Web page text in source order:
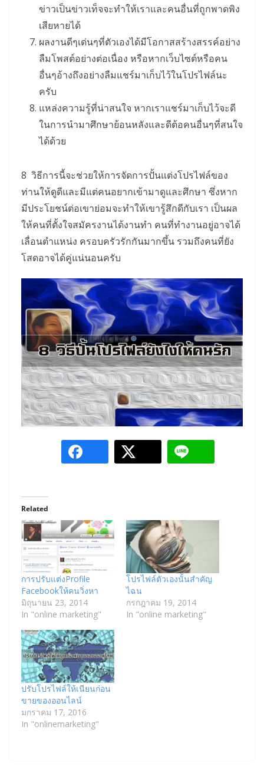
ข่าวเป็นข่าวเท็จจะทำให้เราและคนอื่นที่ถูกพาดพิง
เสียหายได้
ผลงานดีๆเด่นๆที่ตัวเองได้มีโอกาสสร้างสรรค์อย่าง
ลืมโพสต์อย่างต่อเนื่อง หรือหากเว็บไซต์หรือคน
อื่นๆอ้างถึงอย่างลืมแชร์มาเก็บไว้ในโปรไฟล์นะ
ครับ
แหล่งความรู้ที่น่าสนใจ หากเราแชร์มาเก็บไว้จะดี
ในการนำมาศึกษาย้อนหลังและดีต้อคนอื่นๆที่สนใจ
ได้ด้วย
8 วิธีการนี้จะช่วยให้การจัดการปั้นแต่งโปรไฟล์ของ
ท่านให้ดูดีและมีแต่คนอยากเข้ามาดูและศึกษา ซึ่งหาก
มีประโยชน์ต่อเขาย่อมจะทำให้เขารู้สึกดีกับเรา เป็นผล
ให้คนที่ตั้งใจสมัครงานได้งานทำ คนที่ทำงานอยู่อาจได้
เลื่อนตำแหน่ง ครอบครัวรักกันมากขึ้น รวมถึงคนที่ยัง
โสดอาจได้คู่แน่นอนครับ
Related
การปรับแต่งProfile
Facebookให้คนวิ่งหา
มิถุนายน 23, 2014
In "online marketing"
โปรไฟล์ตัวเองนั้นสำคัญ
ไฉน
กรกฎาคม 19, 2014
In "online marketing"
ปรับโปรไฟล์ให้เนียนก่อน
ขายของออนไลน์
มกราคม 17, 2016
In "onlinemarketing"